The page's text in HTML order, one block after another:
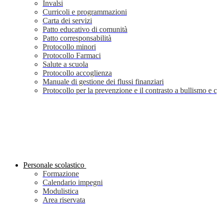
Invalsi
Curricoli e programmazioni
Carta dei servizi
Patto educativo di comunità
Patto corresponsabilità
Protocollo minori
Protocollo Farmaci
Salute a scuola
Protocollo accoglienza
Manuale di gestione dei flussi finanziari
Protocollo per la prevenzione e il contrasto a bullismo e
Personale scolastico
Formazione
Calendario impegni
Modulistica
Area riservata